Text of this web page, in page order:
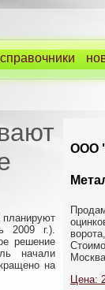
справочники
ООО
Москва.
Цена:
планируют
2009 г.).
решение
начали
на